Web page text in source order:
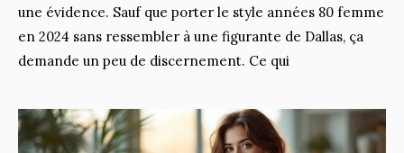
une évidence. Sauf que porter le style années 80 femme
en 2024 sans ressembler à une figurante de Dallas, ça
demande un peu de discernement. Ce qui